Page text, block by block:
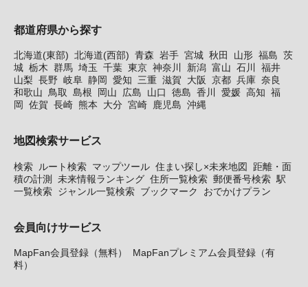
都道府県から探す
北海道(東部) 北海道(西部) 青森 岩手 宮城 秋田 山形 福島 茨
城 栃木 群馬 埼玉 千葉 東京 神奈川 新潟 富山 石川
福井
山梨 長野 岐阜 静岡 愛知 三重 滋賀 大阪 京都 兵庫 奈良
和歌山
鳥取 島根 岡山 広島 山口 徳島 香川 愛媛 高知 福
岡
佐賀 長崎 熊本 大分 宮崎 鹿児島 沖縄
地図検索サービス
検索 ルート検索 マップツール 住まい探し×未来地図
距離・面
積の計測
未来情報ランキング 住所一覧検索 郵便番号検索 駅
一覧検索 ジャンル一覧検索 ブックマーク おでかけプラン
会員向けサービス
MapFan会員登録（無料）
MapFanプレミアム会員登録（有
料）